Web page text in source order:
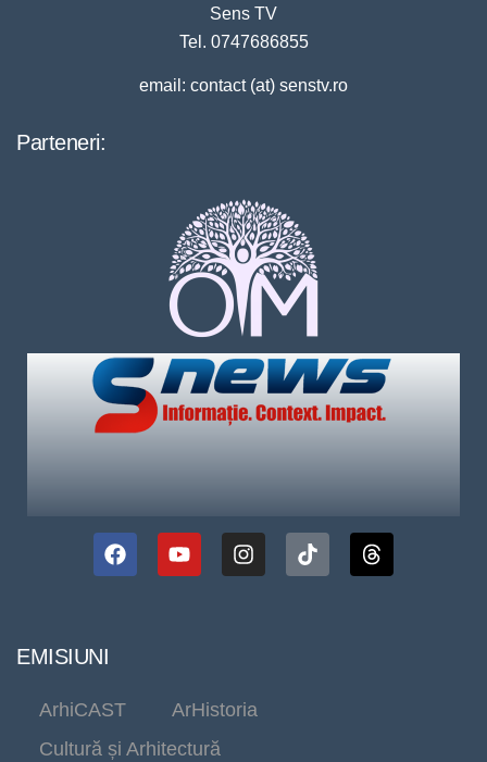
Sens TV
Tel. 0747686855
email: contact (at) senstv.ro
Parteneri:
EMISIUNI
ArhiCAST
ArHistoria
Cultură și Arhitectură